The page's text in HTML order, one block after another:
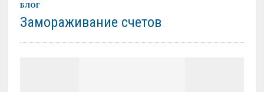
БЛОГ
Замораживание счетов